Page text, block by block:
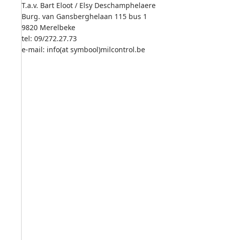
T.a.v. Bart Eloot / Elsy Deschamphelaere
Burg. van Gansberghelaan 115 bus 1
9820 Merelbeke
tel: 09/272.27.73
e-mail: info(at symbool)milcontrol.be